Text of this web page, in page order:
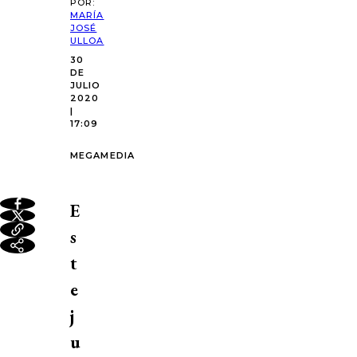
POR:
MARÍA
JOSÉ
ULLOA
30
DE
JULIO
2020
|
17:09
MEGAMEDIA
E
s
t
e
j
u